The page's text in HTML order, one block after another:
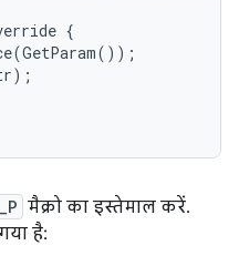
{
(GetParam());
);
मैक्रो का इस्तेमाल करें.
है: